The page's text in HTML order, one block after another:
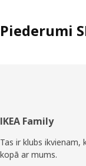
Piederumi
Kājene
IKEA Family
Tas ir klubs
kopā ar mums.